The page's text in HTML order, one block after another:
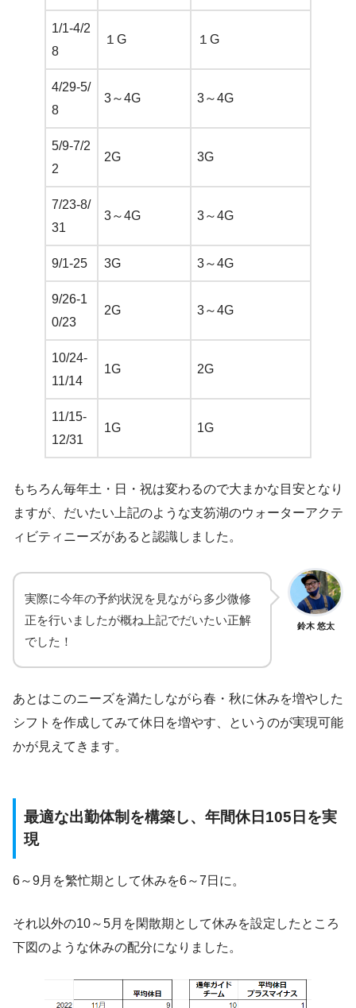
1/1-4/2
8
１G １G
4/29-5/
8
3～4G 3～4G
5/9-7/2
2
2G 3G
7/23-8/
31
3～4G 3～4G
9/1-25 3G 3～4G
9/26-1
0/23
2G 3～4G
10/24-
11/14
1G 2G
11/15-
12/31
1G 1G
もちろん毎年土・日・祝は変わるので大まかな目安となり
ますが、だいたい上記のような支笏湖のウォーターアクテ
ィビティニーズがあると認識しました。
鈴木 悠太
実際に今年の予約状況を見ながら多少微修
正を行いましたが概ね上記でだいたい正解
でした！
あとはこのニーズを満たしながら春・秋に休みを増やした
シフトを作成してみて休日を増やす、というのが実現可能
かが見えてきます。
最適な出勤体制を構築し、年間休日105日を実
現
6～9月を繁忙期として休みを6～7日に。
それ以外の10～5月を閑散期として休みを設定したところ
下図のような休みの配分になりました。